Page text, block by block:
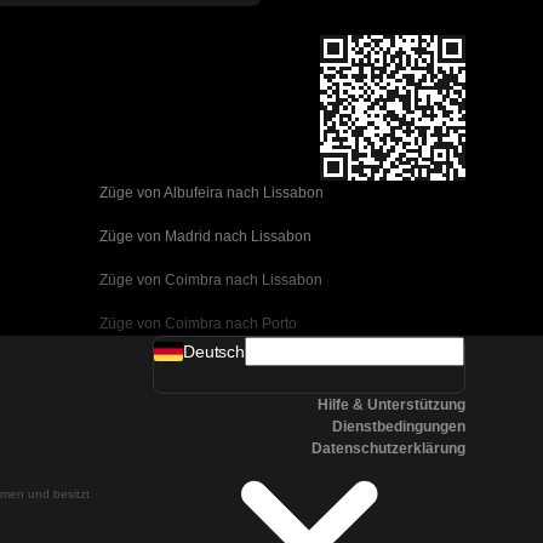
Züge von Albufeira nach Lissabon
Züge von Madrid nach Lissabon
Züge von Coimbra nach Lissabon
Züge von Coimbra nach Porto
Züge von Valencia nach Barcelona
Züge von Malaga nach Barcelona
Züge von Malaga nach Madrid
und besitzt
Deutsch
Hilfe & Unterstützung
Dienstbedingungen
Datenschutzerklärung